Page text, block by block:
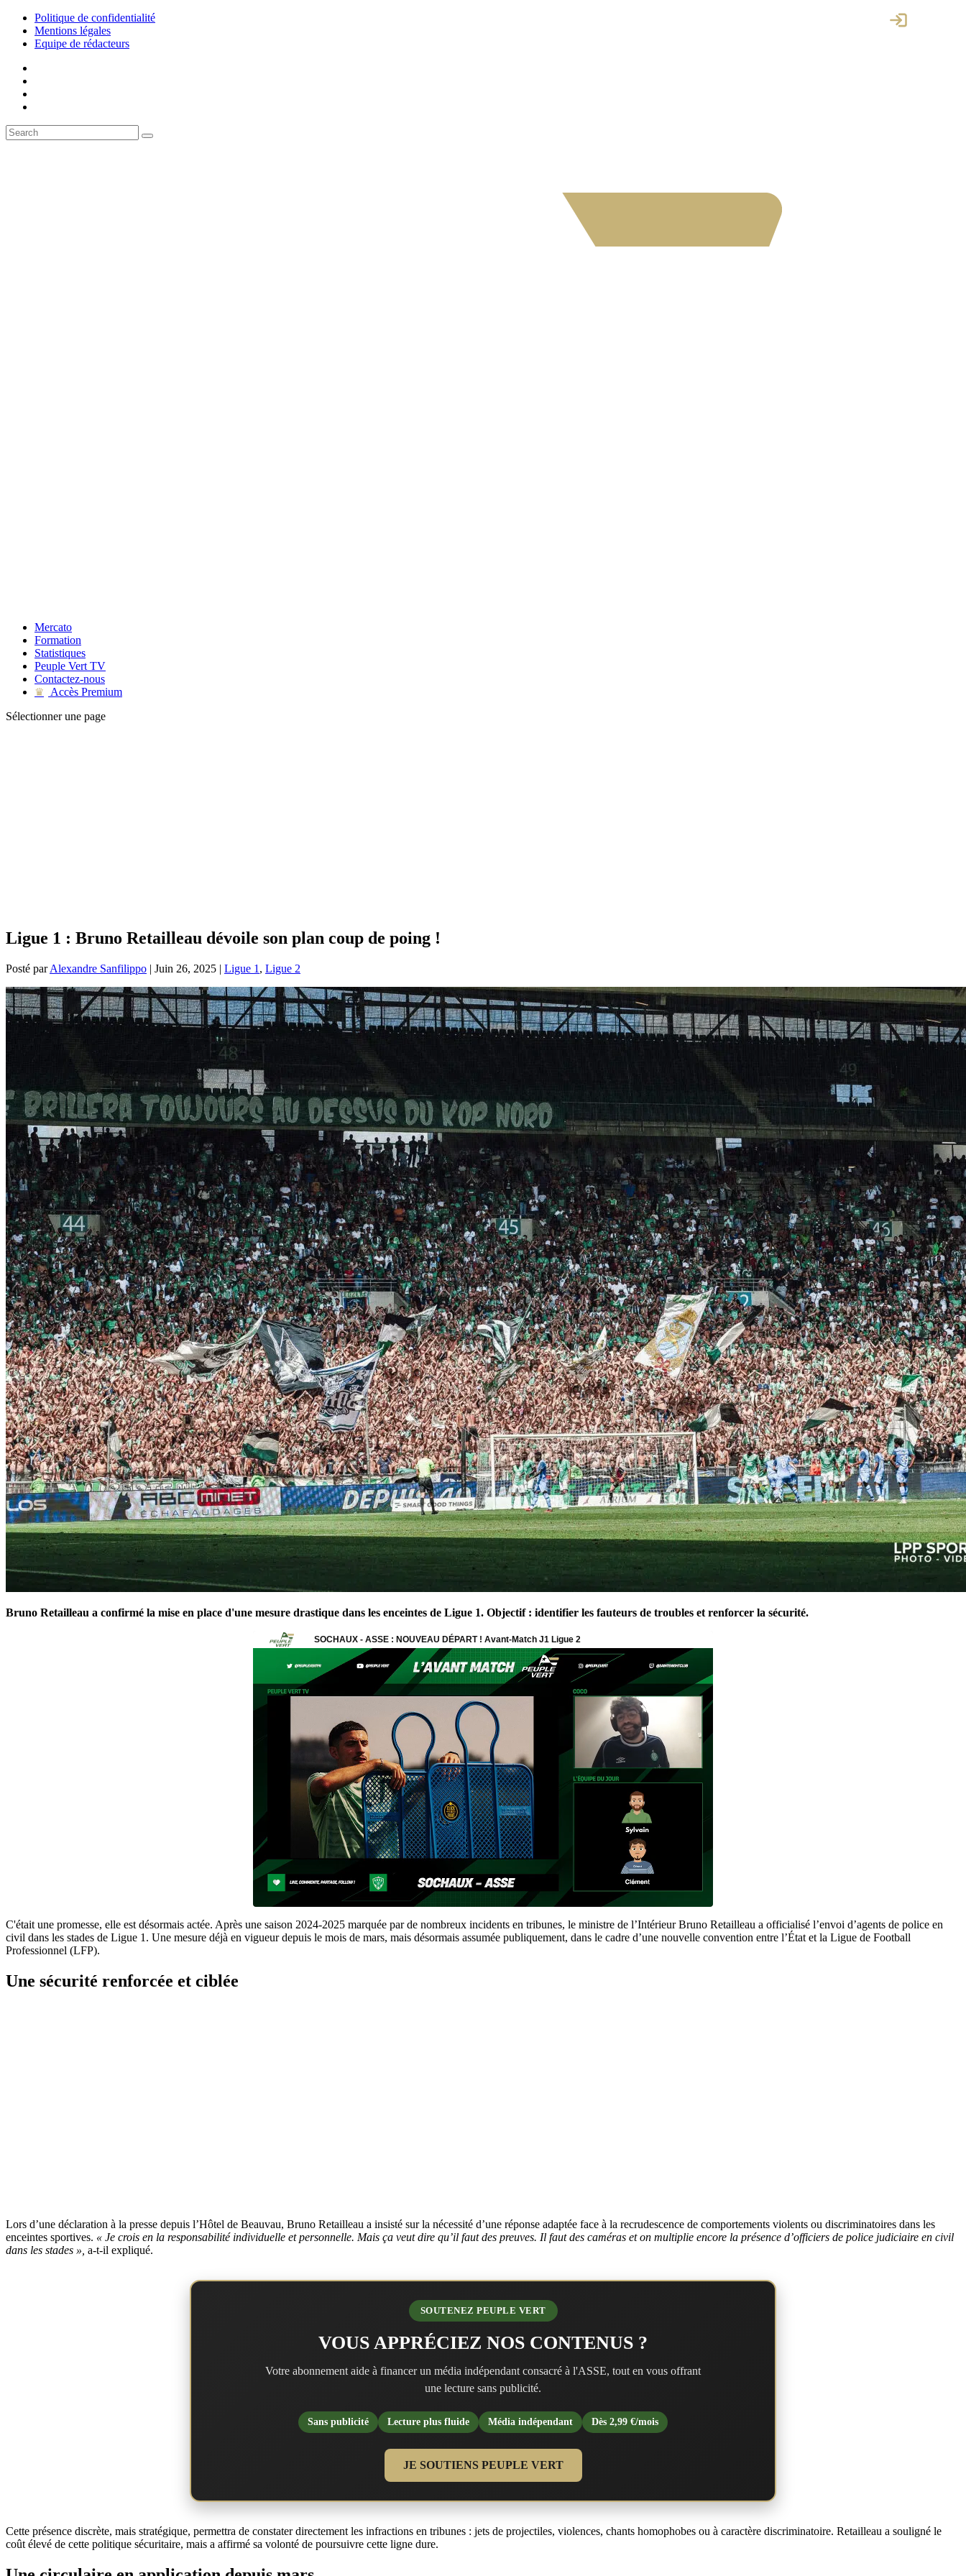
Politique de confidentialité
Mentions légales
Equipe de rédacteurs
Mercato
Formation
Statistiques
Peuple Vert TV
Contactez-nous
♛
Accès Premium
Sélectionner une page
Ligue 1 : Bruno Retailleau dévoile son plan coup de poing !
Posté parAlexandre Sanfilippo | Juin 26, 2025 | Ligue 1 , Ligue 2
Bruno Retailleau a confirmé la mise en place d'une mesure drastique dans les enceintes de Ligue 1. Objectif : identifier les fauteurs de troubles et renforcer la sécurité.
C'était une promesse, elle est désormais actée. Après une saison 2024-2025 marquée par de nombreux incidents en tribunes, le ministre de l’Intérieur Bruno Retailleau a officialisé l’envoi d’agents de police en
civil dans les stades de Ligue 1. Une mesure déjà en vigueur depuis le mois de mars, mais désormais assumée publiquement, dans le cadre d’une nouvelle convention entre l’État et la Ligue de Football
Professionnel (LFP).
Une sécurité renforcée et ciblée
Lors d’une déclaration à la presse depuis l’Hôtel de Beauvau, Bruno Retailleau a insisté sur la nécessité d’une réponse adaptée face à la recrudescence de comportements violents ou discriminatoires dans les
enceintes sportives. « Je crois en la responsabilité individuelle et personnelle. Mais ça veut dire qu’il faut des preuves. Il faut des caméras et on multiplie encore la présence d’officiers de police judiciaire en civil
dans les stades », a-t-il expliqué.
SOUTENEZ PEUPLE VERT
VOUS APPRÉCIEZ NOS CONTENUS ?
Votre abonnement aide à financer un média indépendant consacré à l'ASSE, tout en vous offrant
une lecture sans publicité.
Sans publicité Lecture plus fluide Média indépendant Dès 2,99 €/mois
JE SOUTIENS PEUPLE VERT
Cette présence discrète, mais stratégique, permettra de constater directement les infractions en tribunes : jets de projectiles, violences, chants homophobes ou à caractère discriminatoire. Retailleau a souligné le
coût élevé de cette politique sécuritaire, mais a affirmé sa volonté de poursuivre cette ligne dure.